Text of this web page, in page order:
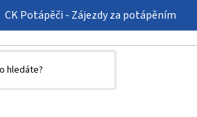
CK Potápěči - Zájezdy za potápěním